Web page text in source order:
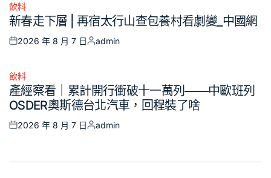
Posted
in
飲料
新春走下層 | 再宿太行山查包養村看劇變_中國網
Posted
2026 年 8 月 7 日
Posted
admin
Posted
in
飲料
產經察看｜累計開行衝破十一萬列——中歐班列
OSDER奧斯德台北汽車，回程裝了啥
Posted
2026 年 8 月 7 日
Posted
admin